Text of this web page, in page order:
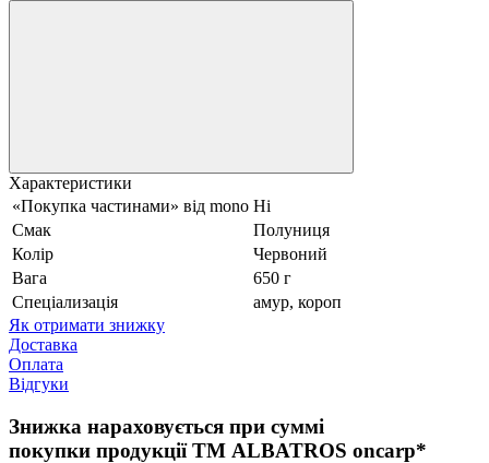
Характеристики
«Покупка частинами» від mono Ні
Смак
Полуниця
Колір
Червоний
Вага
650 г
Спеціализація
амур, короп
Як отримати знижку
Доставка
Оплата
Відгуки
Знижка нараховується при суммі
покупки продукції ТМ ALBATROS oncarp*